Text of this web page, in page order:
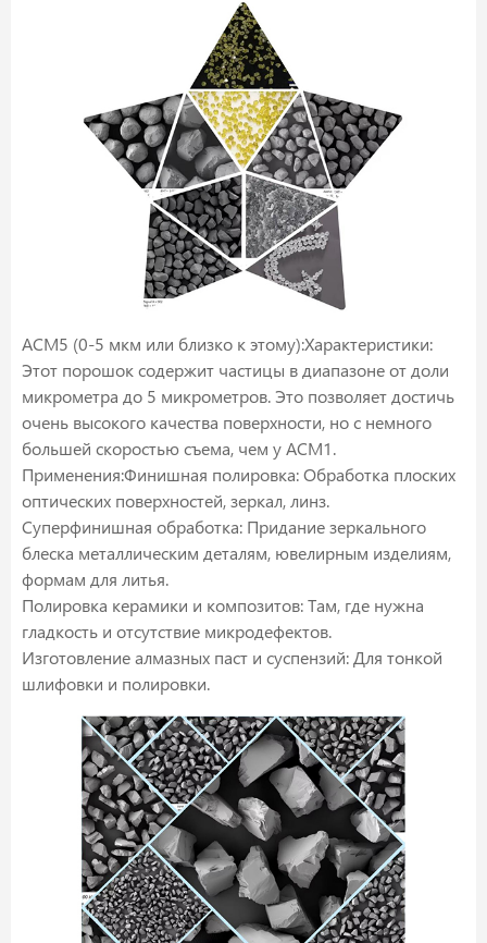
ACM5 (0-5 мкм или близко к этому):Характеристики:
Этот порошок содержит частицы в диапазоне от доли
микрометра до 5 микрометров. Это позволяет достичь
очень высокого качества поверхности, но с немного
большей скоростью съема, чем у ACM1.
Применения:Финишная полировка: Обработка плоских
оптических поверхностей, зеркал, линз.
Суперфинишная обработка: Придание зеркального
блеска металлическим деталям, ювелирным изделиям,
формам для литья.
Полировка керамики и композитов: Там, где нужна
гладкость и отсутствие микродефектов.
Изготовление алмазных паст и суспензий: Для тонкой
шлифовки и полировки.